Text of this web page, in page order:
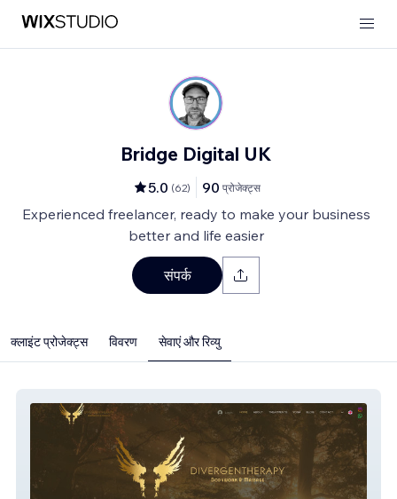
Bridge Digital UK
5.0 (62) 90 प्रोजेक्ट्स
Experienced freelancer, ready to make your business
better and life easier
संपर्क
क्लाइंट प्रोजेक्ट्स विवरण सेवाएं और रिव्यु